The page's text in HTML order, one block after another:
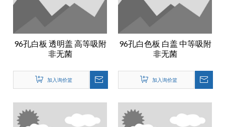
96孔白板 透明盖 高等吸附
非无菌
加入询价篮
96孔白色板 白盖 中等吸附
非无菌
加入询价篮